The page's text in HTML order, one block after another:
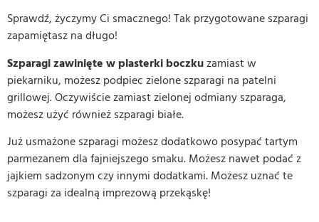
Sprawdź, życzymy Ci smacznego! Tak przygotowane szparagi
zapamiętasz na długo!
Szparagi zawinięte w plasterki boczkuzamiast w
piekarniku, możesz podpiec zielone szparagi na patelni
grillowej. Oczywiście zamiast zielonej odmiany szparaga,
możesz użyć również szparagi białe.
Już usmażone szparagi możesz dodatkowo posypać tartym
parmezanem dla fajniejszego smaku. Możesz nawet podać z
jajkiem sadzonym czy innymi dodatkami. Możesz uznać te
szparagi za idealną imprezową przekąskę!